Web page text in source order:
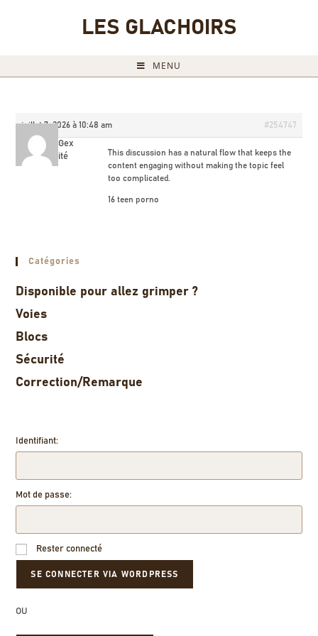
LES GLACHOIRS
MENU
juillet 7, 2026 à 10:48 am #254747
FobertGex
Invité
This discussion has a natural flow that keeps the
content engaging without making the topic feel
too complicated.
16 teen porno
Catégories
Disponible pour allez grimper ?
Voies
Blocs
Sécurité
Correction/Remarque
Identifiant:
Mot de passe:
Rester connecté
OU